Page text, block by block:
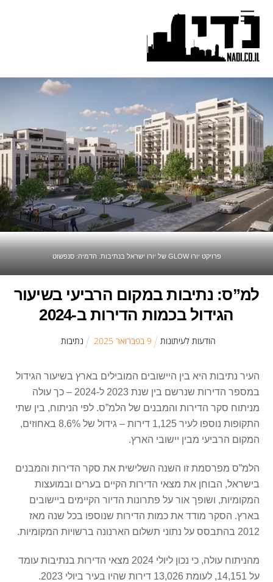
content
Menu
פרויקט יורו GLOW של יורו ישראל בנתיבות. הדמיה: סנפשוט
למ”ס: נתיבות במקום הרביעי בשיעור
הגידול בכמות הדירות ב-2024
הודעות לעיתונות 9בפברואר 2025 נתיבות
העיר נתיבות היא בין היישובים המובילים בארץ בשיעור הגידול
במספר הדירות שנרשם בין שנת 2023 ל-2024 – כך עולה
מניתוח סקר הדירות והמבנים של הלמ”ס. לפי הניתוח, בין שתי
התקופות נוספו לעיר 1,125 דירות – גידול של 8.6% באחוזים,
המקום הרביעי מבין יישובי הארץ.
הלמ”ס מפרסמת זו השנה השלישית את סקר הדירות והמבנים
בישראל, הבוחן את מצאי הדירות הקיים בערים ובמועצות
המקומיות, ושופך אור על פתרונות הדיור הקיימים ביישובים
בארץ. הסקר מודד את כמות הדירות שנוספו בכל שנה מאז
2012 בהתבסס על נתוני תשלום הארנונה ברשויות המקומיות.
מהניתוח עולה, כי נכון ליולי 2024 מצאי הדירות בנתיבות עומד
על 14,151, לעומת 13,026 דירות שהיו בעיר ביולי 2023.